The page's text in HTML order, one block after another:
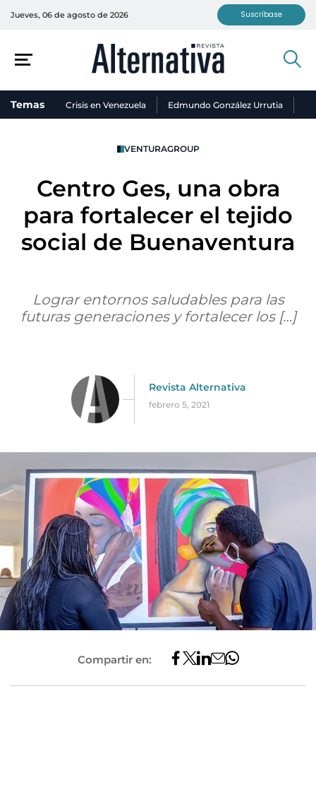
Jueves, 06 de agosto de 2026 Suscríbase
Temas Crisis en Venezuela Edmundo González Urrutia
VENTURAGROUP
Centro Ges, una obra
para fortalecer el tejido
social de Buenaventura
Lograr entornos saludables para las
futuras generaciones y fortalecer los […]
Revista Alternativa
febrero 5, 2021
Compartir en: